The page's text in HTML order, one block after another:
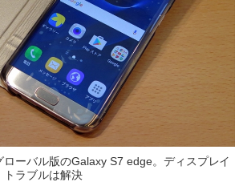
ーバル版のGalaxy S7 edge。ディスプレイ
トラブルは解決